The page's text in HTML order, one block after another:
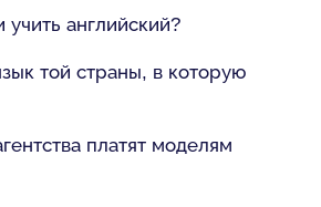
английский?
той страны, в которую
платят моделям